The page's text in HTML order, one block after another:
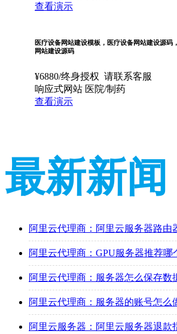
查看演示
医疗设备网站建设模板，医疗设备网站建设源码
网站建设源码
¥6880/终身授权 请联系客服
响应式网站 医院/制药
查看演示
最新新闻
阿里云代理商：阿里云服务器路由
阿里云代理商：GPU服务器推荐哪
阿里云代理商：服务器怎么保存数
阿里云代理商：服务器的账号怎么
阿里云服务器：阿里云服务器退款